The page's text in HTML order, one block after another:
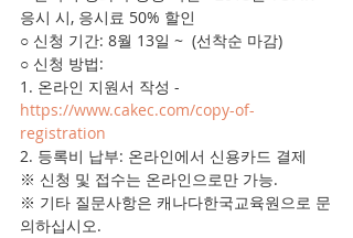
응시 시, 응시료 50% 할인
○ 신청 기간: 8월 13일 ~  (선착순 마감)
○ 신청 방법:
1. 온라인 지원서 작성 -
https://www.cakec.com/copy-of-
registration
2. 등록비 납부: 온라인에서 신용카드 결제
※ 신청 및 접수는 온라인으로만 가능.
※ 기타 질문사항은 캐나다한국교육원으로 문
의하십시오.